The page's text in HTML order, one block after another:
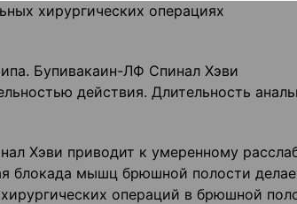
хирургических операциях
Бупивакаин-ЛФ Спинал Хэви
действия. Длительность
Хэви приводит к умеренному
блокада мышц брюшной полости
операций в брюшной